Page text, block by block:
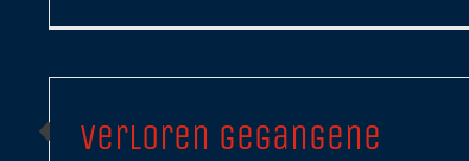
Verloren gegangene